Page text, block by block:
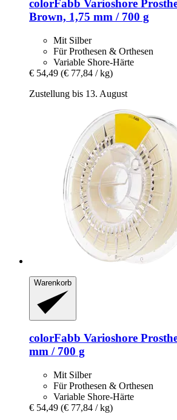
colorFabb Varioshore
Brown, 1,75 mm / 700 g
Mit Silber
Für Prothesen & Orthesen
Variable Shore-Härte
€ 54,49 (€ 77,84 / kg)
Zustellung bis 13. August
Warenkorb
colorFabb Varioshore
mm / 700 g
Mit Silber
Für Prothesen & Orthesen
Variable Shore-Härte
€ 54,49 (€ 77,84 / kg)